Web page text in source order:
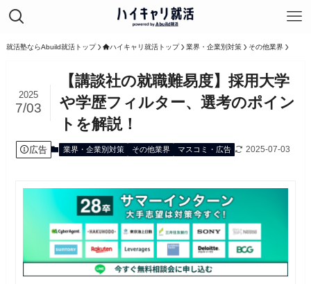
就活塾ならAbuild就活トップ ハイキャリ就活トップ 業界・企業別対策 その他業界
【講談社の就職難易度】採用大学
や学歴フィルター、選考のポイン
トを解説！
2025
7/03
広告 業界・企業別対策 その他業界 マスコミ・広告 2025-07-03